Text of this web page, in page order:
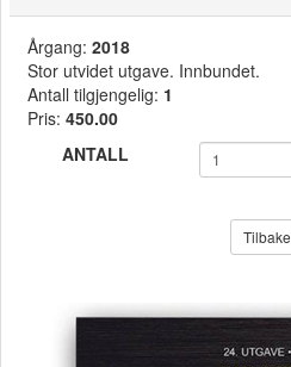
Årgang: 2018
Stor utvidet utgave. Innbundet.
Antall tilgjengelig: 1
Pris: 450.00
ANTALL
Tilbake